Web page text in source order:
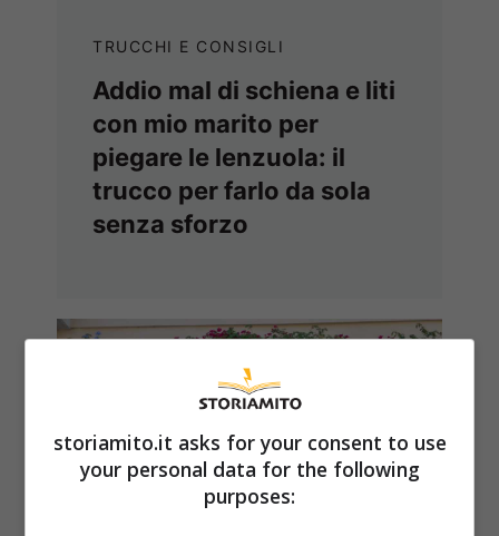
TRUCCHI E CONSIGLI
Addio mal di schiena e liti
con mio marito per
piegare le lenzuola: il
trucco per farlo da sola
senza sforzo
storiamito.it asks for your consent to use
your personal data for the following
purposes: